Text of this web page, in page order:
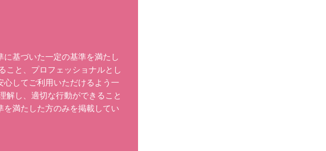
基づいた一定の基準を満たし
こと、プロフェッショナルとし
してご利用いただけるよう一
解し、適切な行動ができること
満たした方のみを掲載してい